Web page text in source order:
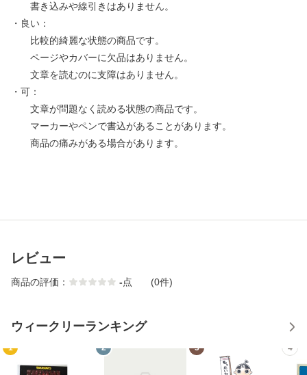
書き込みや線引きはありません。
・良い：
比較的綺麗な状態の商品です。
ページやカバーに欠品はありません。
文章を読むのに支障はありません。
・可：
文章が問題なく読める状態の商品です。
マーカーやペンで書込があることがあります。
商品の痛みがある場合があります。
レビュー
商品の評価： -点 (0件)
ウィークリーランキング
1 2 3 4